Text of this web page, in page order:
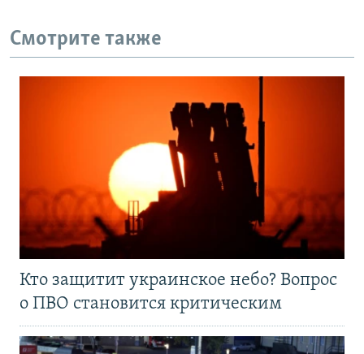
Смотрите также
Кто защитит украинское небо? Вопрос
о ПВО становится критическим